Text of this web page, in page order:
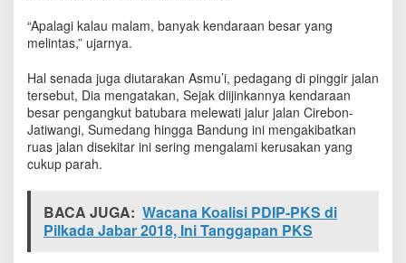
“Apalagi kalau malam, banyak kendaraan besar yang
melintas,” ujarnya.
Hal senada juga diutarakan Asmu’i, pedagang di pinggir jalan
tersebut, Dia mengatakan, Sejak diijinkannya kendaraan
besar pengangkut batubara melewati jalur jalan Cirebon-
Jatiwangi, Sumedang hingga Bandung ini mengakibatkan
ruas jalan disekitar ini sering mengalami kerusakan yang
cukup parah.
BACA JUGA: Wacana Koalisi PDIP-PKS di
Pilkada Jabar 2018, Ini Tanggapan PKS